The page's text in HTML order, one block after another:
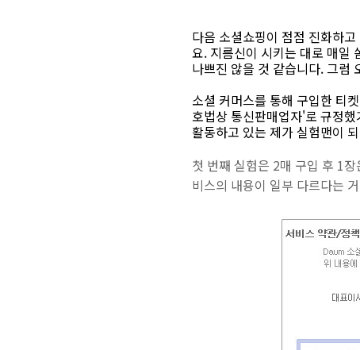
다음 소셜쇼핑이 점점 진화하
요. 지름신이 시키는 대로 매일
나쁘진 않을 것 같습니다. 그럼
소셜 커머스를 통해 구입한 티
호법상 통신판매업자'로 규정
활동하고 있는 제가 실험맨이
첫 번째 실험은 2매 구입 후 1
비스의 내용이 일부 다르다는